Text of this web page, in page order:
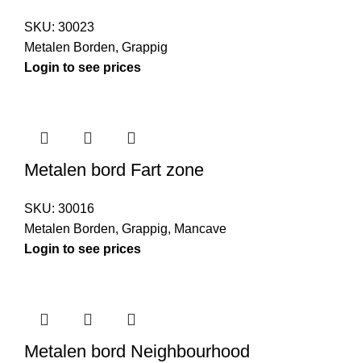
SKU: 30023
Metalen Borden, Grappig
Login to see prices
Metalen bord Fart zone
SKU: 30016
Metalen Borden, Grappig, Mancave
Login to see prices
Metalen bord Neighbourhood